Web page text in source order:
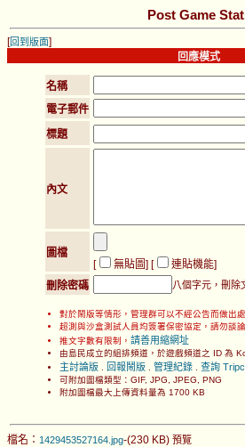
Post Game
[回到版面]
回應模式
名稱
電子郵件
標題
內文
圖檔
[
無貼圖] [ 連貼機能]
刪除密碼
八個字元，刪除
對於鬧版等情形，管理群可以不經公告而做出
超測與沙盒測試人員均簽署保密協定，請勿談
推文字數有限制， 請善用縮網址
由島民成立的組排頻道，於遊戲頻道之 ID 為
主討論版 回報鬧版 管理紀錄 查詢
可附加圖檔類型：GIF, JPG, JPEG, PNG
附加圖檔最大上傳資料量為 1700 KB
檔名： 1429453527164.jpg-(230 KB) 預覽